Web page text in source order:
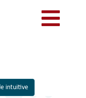
intuitive